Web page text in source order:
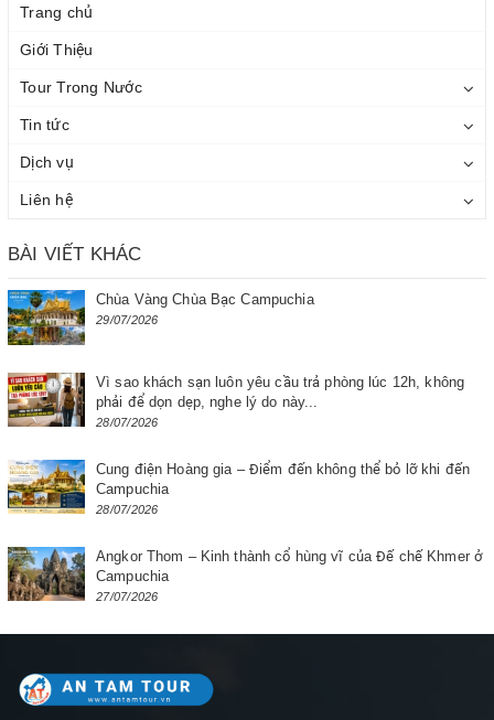
Trang chủ
Giới Thiệu
Tour Trong Nước
Tin tức
Dịch vụ
Liên hệ
BÀI VIẾT KHÁC
Chùa Vàng Chùa Bạc Campuchia
29/07/2026
Vì sao khách sạn luôn yêu cầu trả phòng lúc 12h, không
phải để dọn dẹp, nghe lý do này...
28/07/2026
Cung điện Hoàng gia – Điểm đến không thể bỏ lỡ khi đến
Campuchia
28/07/2026
Angkor Thom – Kinh thành cổ hùng vĩ của Đế chế Khmer ở
Campuchia
27/07/2026